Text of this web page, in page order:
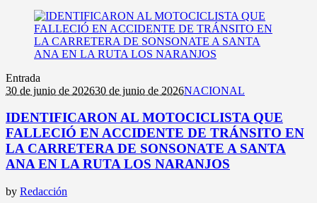
Entrada
30 de junio de 202630 de junio de 2026NACIONAL
IDENTIFICARON AL MOTOCICLISTA QUE
FALLECIÓ EN ACCIDENTE DE TRÁNSITO EN
LA CARRETERA DE SONSONATE A SANTA
ANA EN LA RUTA LOS NARANJOS
by Redacción